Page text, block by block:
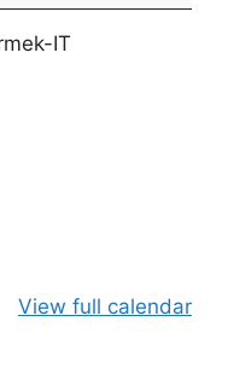
IT
View full calendar